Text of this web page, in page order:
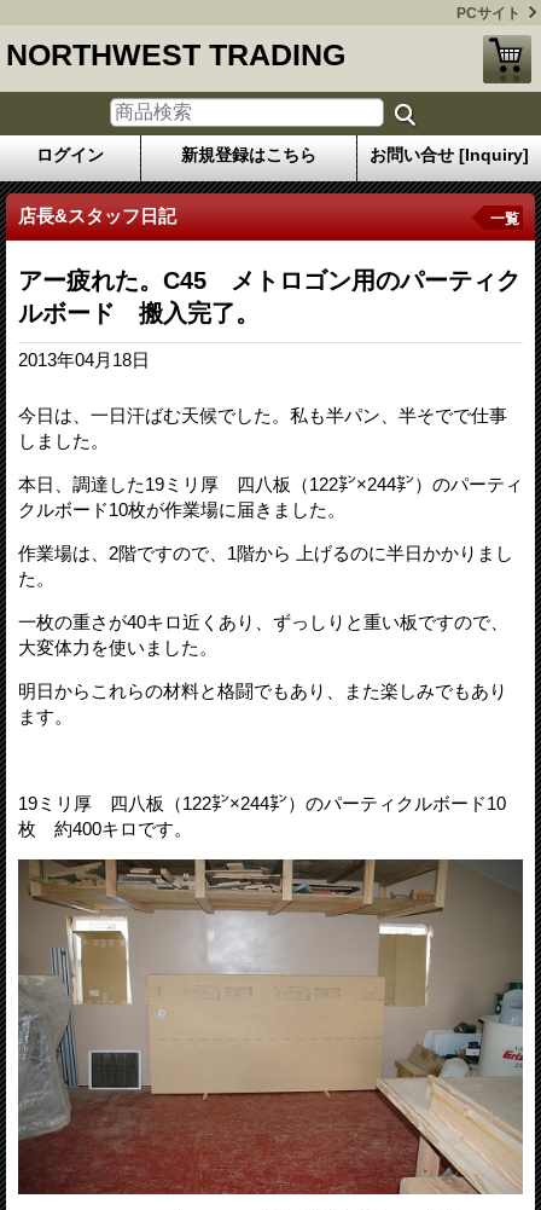
PCサイト
NORTHWEST TRADING
ログイン 新規登録はこちら お問い合せ [Inquiry]
店長&スタッフ日記 一覧
アー疲れた。C45 メトロゴン用のパーティク
ルボード 搬入完了。
2013年04月18日
今日は、一日汗ばむ天候でした。私も半パン、半そでで仕事
しました。
本日、調達した19ミリ厚 四八板（122㌢×244㌢）のパーティ
クルボード10枚が作業場に届きました。
作業場は、2階ですので、1階から 上げるのに半日かかりまし
た。
一枚の重さが40キロ近くあり、ずっしりと重い板ですので、
大変体力を使いました。
明日からこれらの材料と格闘でもあり、また楽しみでもあり
ます。
19ミリ厚 四八板（122㌢×244㌢）のパーティクルボード10
枚 約400キロです。